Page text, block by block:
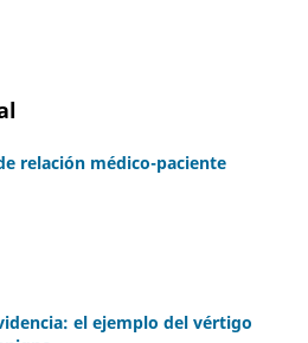
relación médico-paciente
el ejemplo del vértigo